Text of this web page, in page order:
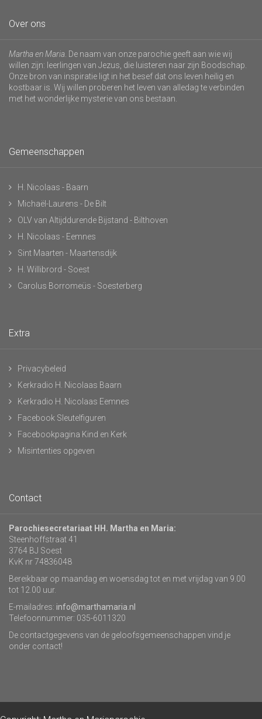
Over ons
Martha en Maria . De naam van onze parochie geeft aan wie wij
willen zijn: leerlingen van Jezus, die luisteren naar zijn Boodschap.
Onze bron van inspiratie ligt in het besef dat ons leven heilig en
kostbaar is. Wij willen proberen het leven van alledag te verbinden
met het wonderlijke mysterie van ons bestaan.
Gemeenschappen
H. Nicolaas - Baarn
Michaël-Laurens - De Bilt
OLV van Altijddurende Bijstand - Bilthoven
H. Nicolaas - Eemnes
Sint Maarten - Maartensdijk
H. Willibrord - Soest
Carolus Borromeüs - Soesterberg
Extra
Privacybeleid
Kerkradio H. Nicolaas Baarn
Kerkradio H. Nicolaas Eemnes
Facebook Sleutelfiguren
Facebookpagina Kind en Kerk
Misintenties opgeven
Contact
Parochiesecretariaat HH. Martha en Maria:
Steenhoffstraat 41
3764 BJ Soest
KvK nr 74836048
Bereikbaar op maandag en woensdag tot en met vrijdag van 9.00
tot 12.00 uur.
E-mailadres: info@marthamaria.nl
Telefoonnummer: 035-6011320
De contactgegevens van de geloofsgemeenschappen vind je
onder contact!